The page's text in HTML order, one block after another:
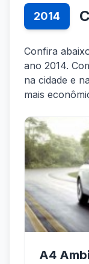
2014
Confira
ano 2014.
na cidade e
mais
A4